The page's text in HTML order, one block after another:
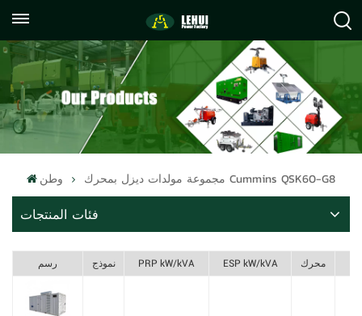
059122071372
info@lehuipowerfactory.com
وطن مجموعة مولدات ديزل بمحرك Cummins QSK60-G8
فئات المنتجات
رسم نموذج PRP kW/kVA ESP kW/kVA محرك